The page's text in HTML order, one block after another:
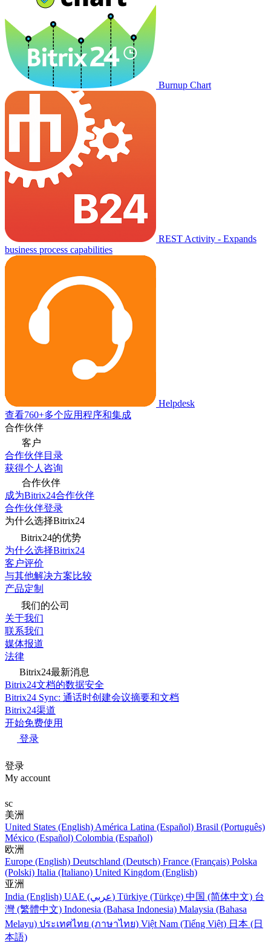
Burnup Chart
REST Activity - Expands
business process capabilities
Helpdesk
查看760+多个应用程序和集成
合作伙伴
客户
合作伙伴目录
获得个人咨询
合作伙伴
成为Bitrix24合作伙伴
合作伙伴登录
为什么选择Bitrix24
Bitrix24的优势
为什么选择Bitrix24
客户评价
与其他解决方案比较
产品定制
我们的公司
关于我们
联系我们
媒体报道
法律
Bitrix24最新消息
Bitrix24文档的数据安全
Bitrix24 Sync: 通话时创建会议摘要和文档
Bitrix24渠道
开始免费使用
登录
登录
My account
sc
美洲
United States (English) América Latina (Español) Brasil (Português)
México (Español) Colombia (Español)
欧洲
Europe (English) Deutschland (Deutsch) France (Français) Polska
(Polski) Italia (Italiano) United Kingdom (English)
亚洲
India (English)
UAE (عربي) Türkiye (Türkçe) 中国 (简体中文) 台
灣 (繁體中文) Indonesia (Bahasa Indonesia) Malaysia (Bahasa
Melayu) ประเทศไทย (ภาษาไทย) Việt Nam (Tiếng Việt) 日本 (日
本語)